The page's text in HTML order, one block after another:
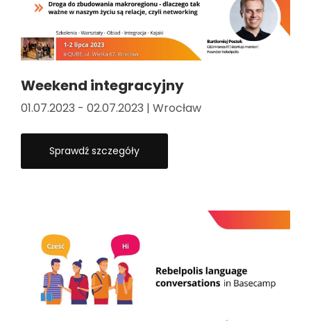
Weekend integracyjny
01.07.2023 - 02.07.2023 | Wrocław
Sprawdź szczegóły